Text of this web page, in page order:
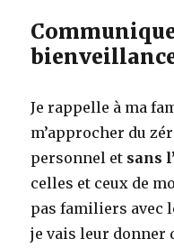
Je rappelle à ma
m’approcher du
personnel et sans
celles et ceux de
pas familiers avec
je vais leur donner